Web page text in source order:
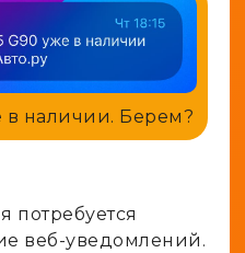
в наличии. Берем?
потребуется
веб-уведомлений.